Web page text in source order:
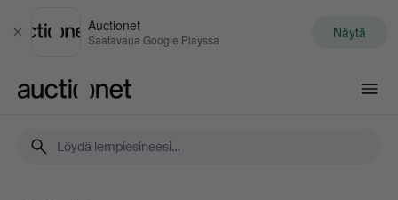
Sulje
Auctionet
Saatavana Google Playssa Näytä